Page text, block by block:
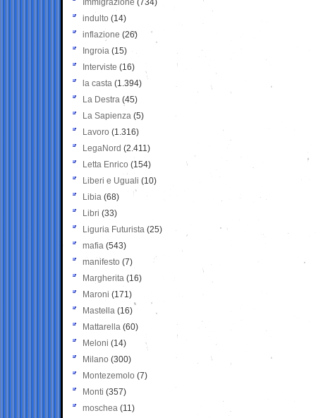
Immigrazione (734)
indulto (14)
inflazione (26)
Ingroia (15)
Interviste (16)
la casta (1.394)
La Destra (45)
La Sapienza (5)
Lavoro (1.316)
LegaNord (2.411)
Letta Enrico (154)
Liberi e Uguali (10)
Libia (68)
Libri (33)
Liguria Futurista (25)
mafia (543)
manifesto (7)
Margherita (16)
Maroni (171)
Mastella (16)
Mattarella (60)
Meloni (14)
Milano (300)
Montezemolo (7)
Monti (357)
moschea (11)